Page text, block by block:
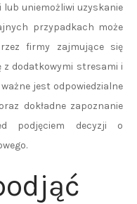
lub uniemożliwi uzyskanie
przypadkach może
firmy zajmujące się
z dodatkowymi stresami i
jest odpowiedzialne
dokładne zapoznanie
podjęciem decyzji o